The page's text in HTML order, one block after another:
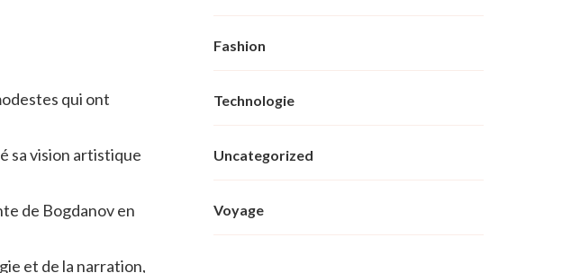
qui ont
sa vision artistique
de Bogdanov en
et de la narration,
Fashion
Technologie
Uncategorized
Voyage